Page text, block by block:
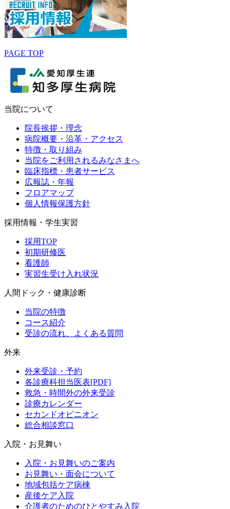
PAGE TOP
当院について
院長挨拶・理念
病院概要・沿革・アクセス
特徴・取り組み
当院をご利用されるみなさまへ
臨床指標・患者サービス
広報誌・年報
フロアマップ
個人情報保護方針
採用情報・学生実習
採用TOP
初期研修医
看護師
実習生受け入れ状況
人間ドック・健康診断
当院の特徴
コース紹介
受診の流れ、よくある質問
外来
外来受診・予約
各診療科担当医表[PDF]
救急・時間外の外来受診
診療カレンダー
セカンドオピニオン
総合相談窓口
入院・お見舞い
入院・お見舞いのご案内
お見舞い・面会について
地域包括ケア病棟
産後ケア入院
介護者のためのひとやすみ入院